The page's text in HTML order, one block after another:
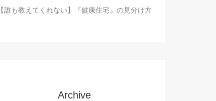
【誰も教えてくれない】『健康住宅』の見分け方
Archive